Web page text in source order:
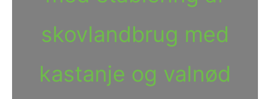
skovlandbrug med
kastanje og valnød